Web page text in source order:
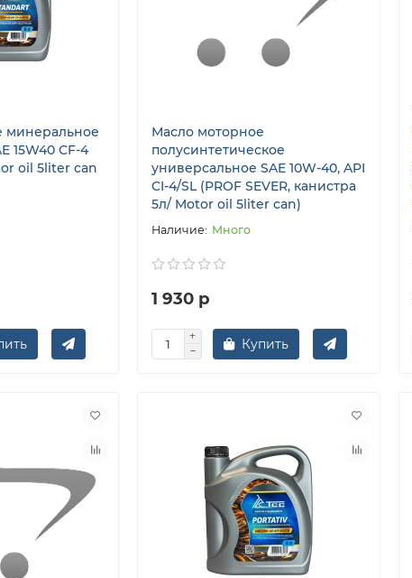
минеральное
15W40 CF-4
oil 5liter can
Масло моторное
полусинтетическое
универсальное SAE 10W-40, API
CI-4/SL (PROF SEVER, канистра
5л/ Motor oil 5liter can)
Много
1 930 р
Купить